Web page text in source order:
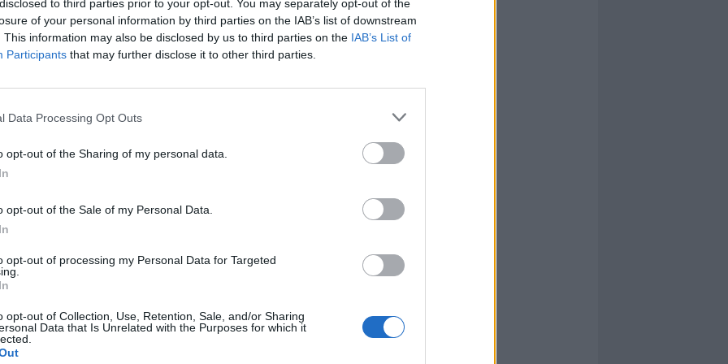
to third parties prior to your opt-out. You may separately opt-out of the
of your personal information by third parties on the IAB’s list of downstream
This information may also be disclosed by us to third parties on the IAB’s List of
Participants that may further disclose it to other third parties.
Data Processing Opt Outs
opt-out of the Sharing of my personal data.
opt-out of the Sale of my Personal Data.
opt-out of processing my Personal Data for Targeted
opt-out of Collection, Use, Retention, Sale, and/or Sharing
Data that Is Unrelated with the Purposes for which it
si trova al 49esimo posto nel
in Italia", riprende Le Parisien,
capitale francese. "L'esplosione ha
valanga di condanne da parte dei
di ogni estrazione". Le Figaro fa un
da milioni di spettatori.
Der Spiegel parla di "attentato
che ha "lasciato illeso il giornalista
stampa. La Frankfurter
spiega che "i retroscena dell'attentato
chiari, tuttavia, una possibile ipotesi
ci sia la mafia". La Vanguardia, la voce
di Barcellona, sull'attentato dinamitardo
addirittura un'inchiesta, con tutti i
e dove è esplosa la bomba è il
figlia del conduttore "che era tornata a